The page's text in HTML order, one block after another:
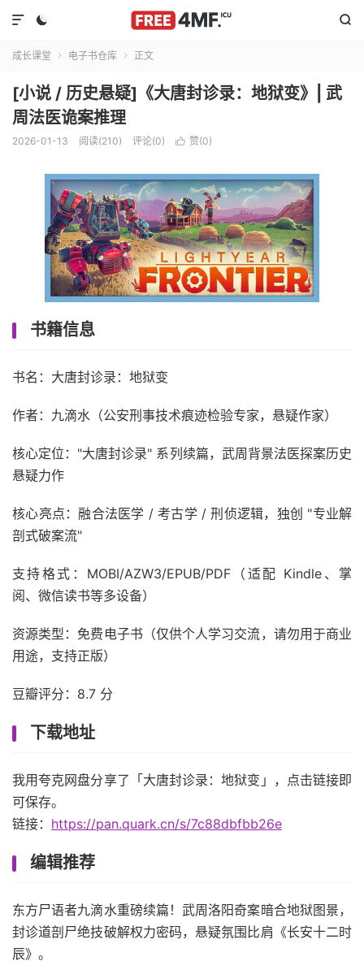
 

成长课堂  电子书仓库  正文
[小说 / 历史悬疑]《大唐封诊录：地狱变》| 武
周法医诡案推理
2026-01-13 阅读(210) 评论(0)  赞(0)
书籍信息
书名：大唐封诊录：地狱变
作者：九滴水（公安刑事技术痕迹检验专家，悬疑作家）
核心定位："大唐封诊录" 系列续篇，武周背景法医探案历史
悬疑力作
核心亮点：融合法医学 / 考古学 / 刑侦逻辑，独创 "专业解
剖式破案流"
支持格式：MOBI/AZW3/EPUB/PDF（适配 Kindle、掌
阅、微信读书等多设备）
资源类型：免费电子书（仅供个人学习交流，请勿用于商业
用途，支持正版）
豆瓣评分：8.7 分
下载地址
我用夸克网盘分享了「大唐封诊录：地狱变」，点击链接即
可保存。
链接： https://pan.quark.cn/s/7c88dbfbb26e
编辑推荐
东方尸语者九滴水重磅续篇！武周洛阳奇案暗合地狱图景，
封诊道剖尸绝技破解权力密码，悬疑氛围比肩《长安十二时
辰》。